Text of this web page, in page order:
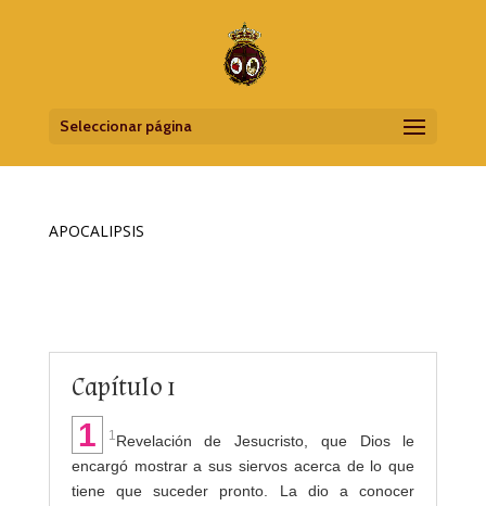
Seleccionar página
APOCALIPSIS
Capítulo 1
1 1Revelación de Jesucristo, que Dios le
encargó mostrar a sus siervos acerca de lo que
tiene que suceder pronto. La dio a conocer